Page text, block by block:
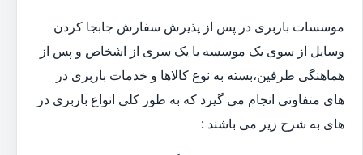
موسسات باربری در پس از پذیرش سفارش جابجا کردن
وسایل از سوی یک موسسه یا یک سری از اشخاص و پس از
هماهنگی طرفین،بسته به نوع کالاها و خدمات باربری در
های متفاوتی انجام می گیرد که به طور کلی انواع باربری در
های به شرح زیر می باشند :